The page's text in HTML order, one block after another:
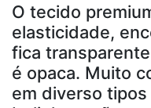
O tecido
elasticidade,
fica
é opaca. Muito
em diverso